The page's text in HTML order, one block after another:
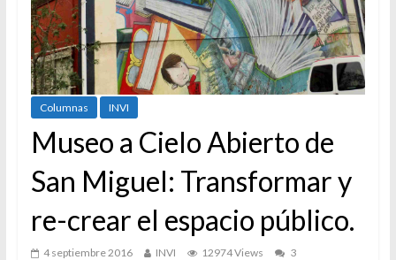
Columnas INVI
Museo a Cielo Abierto de
San Miguel: Transformar y
re-crear el espacio público.
4 septiembre 2016 INVI 12974 Views
3